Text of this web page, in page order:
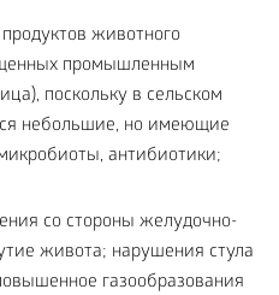
животного
промышленным
поскольку в сельском
небольшие, но имеющие
антибиотики;
со стороны желудочно-
живота; нарушения стула
газообразования